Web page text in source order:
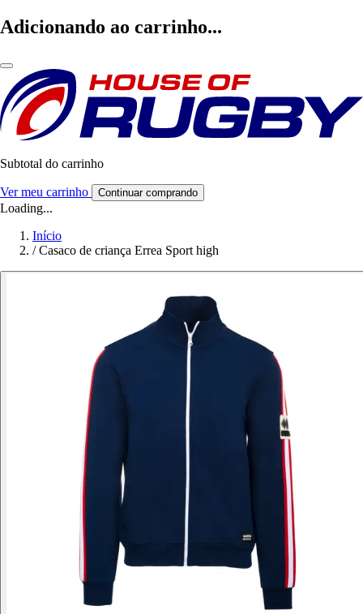
Adicionando ao carrinho...
Subtotal do carrinho
Ver meu carrinho Continuar comprando
Loading...
Início
/ Casaco de criança Errea Sport high